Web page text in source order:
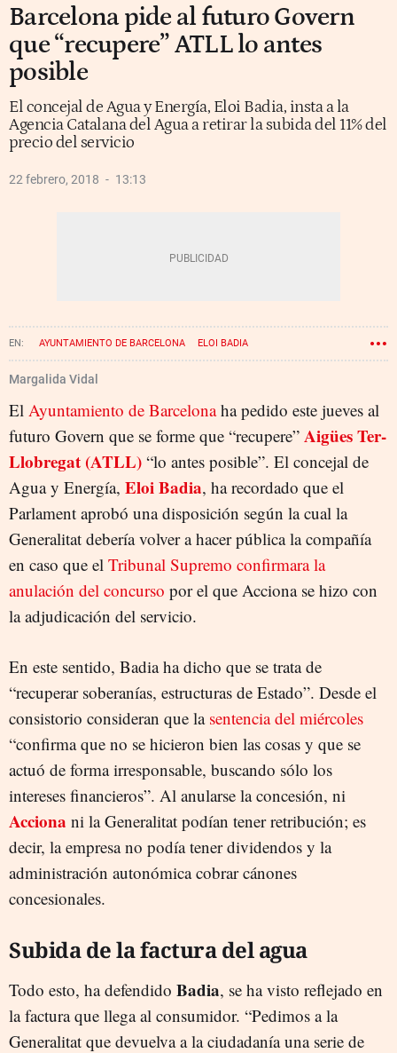
Barcelona pide al futuro Govern
que “recupere” ATLL lo antes
posible
El concejal de Agua y Energía, Eloi Badia, insta a la
Agencia Catalana del Agua a retirar la subida del 11% del
precio del servicio
22 febrero, 2018 13:13
AYUNTAMIENTO DE BARCELONA ELOI BADIA
GENERALITAT DE CATALUÑA
Margalida Vidal
El Ayuntamiento de Barcelonaha pedido este jueves al
futuro Govern que se forme que “recupere” Aigües Ter-
Llobregat (ATLL) “lo antes posible”. El concejal de
Agua y Energía, Eloi Badia, ha recordado que el
Parlament aprobó una disposición según la cual la
Generalitat debería volver a hacer pública la compañía
en caso que el Tribunal Supremo confirmara la
anulación del concurso por el que Acciona se hizo con
la adjudicación del servicio.
En este sentido, Badia ha dicho que se trata de
“recuperar soberanías, estructuras de Estado”. Desde el
consistorio consideran que la sentencia del miércoles
“confirma que no se hicieron bien las cosas y que se
actuó de forma irresponsable, buscando sólo los
intereses financieros”. Al anularse la concesión, ni
Acciona ni la Generalitat podían tener retribución; es
decir, la empresa no podía tener dividendos y la
administración autonómica cobrar cánones
concesionales.
Subida de la factura del agua
Todo esto, ha defendido Badia, se ha visto reflejado en
la factura que llega al consumidor. “Pedimos a la
Generalitat que devuelva a la ciudadanía una serie de